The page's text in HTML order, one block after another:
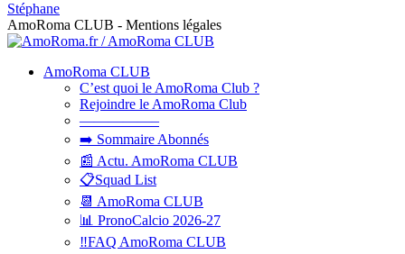
Stéphane
AmoRoma CLUB - Mentions légales
AmoRoma CLUB
C’est quoi le AmoRoma Club ?
Rejoindre le AmoRoma Club
—————–
➡️ Sommaire Abonnés
📰 Actu. AmoRoma CLUB
📋Squad List
📆 AmoRoma CLUB
📊 PronoCalcio 2026-27
‼️FAQ AmoRoma CLUB